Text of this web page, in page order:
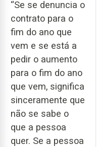
“Se se denuncia o
contrato para o
fim do ano que
vem e se está a
pedir o aumento
para o fim do ano
que vem, significa
sinceramente que
não se sabe o
que a pessoa
quer. Se a pessoa